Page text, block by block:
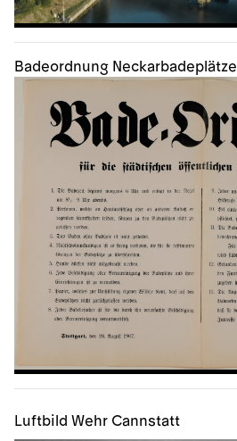
Badeordnung Neckarbadeplätze
Luftbild Wehr Cannstatt